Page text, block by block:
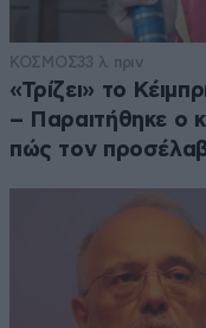
ΚΟΣΜΟΣ33 λ. πριν
«Τρίζει» το
– Παραιτήθηκε ο
πώς τον